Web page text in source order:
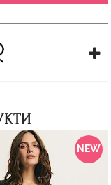
NEW